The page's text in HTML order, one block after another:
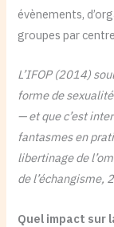
évènements,
groupes par
L’IFOP (2014)
forme de
— et que c’est
fantasmes en
libertinage de
de l’échangisme,
Quel impact sur